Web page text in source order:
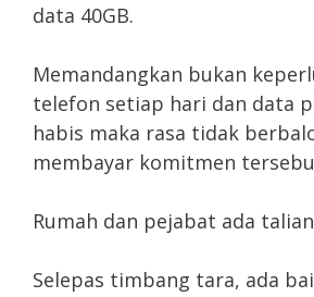
data 40GB.
Memandangkan bukan
telefon setiap hari dan data
habis maka rasa tidak
membayar komitmen
Rumah dan pejabat ada talian
Selepas timbang tara, ada